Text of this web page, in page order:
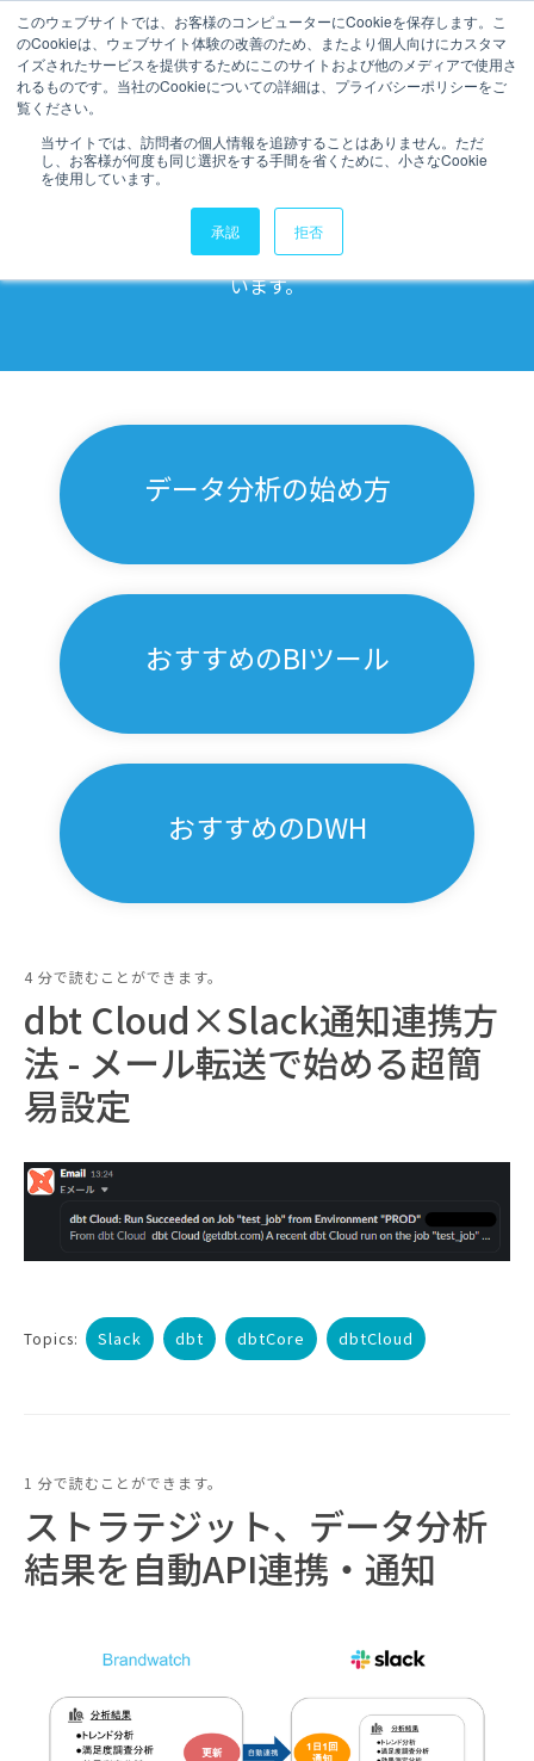
このウェブサイトでは、お客様のコンピューターにCookieを保存します。こ
のCookieは、ウェブサイト体験の改善のため、またより個人向けにカスタマ
イズされたサービスを提供するためにこのサイトおよび他のメディアで使用さ
れるものです。当社のCookieについての詳細は、プライバシーポリシーをご
覧ください。
当サイトでは、訪問者の個人情報を追跡することはありません。ただ
し、お客様が何度も同じ選択をする手間を省くために、小さなCookie
を使用しています。
承認 拒否
データ活用ブログ
データ活用
信しています。
弊社のノウハウを詰め込んだお役立ち記事を掲載して
います。
データ分析の始め方
おすすめのBIツール
おすすめのDWH
4 分で読むことができます。
dbt Cloud×Slack通知連携方
法 - メール転送で始める超簡
易設定
Topics: Slack dbt dbtCore dbtCloud
1 分で読むことができます。
ストラテジット、データ分析
結果を自動API連携・通知